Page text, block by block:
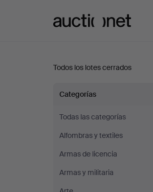
Todos los lotes cerrados
Todos
los
lotes
Categorías
Todas las categorías
Alfombras y textiles
Armas de licencia
Armas y militaria